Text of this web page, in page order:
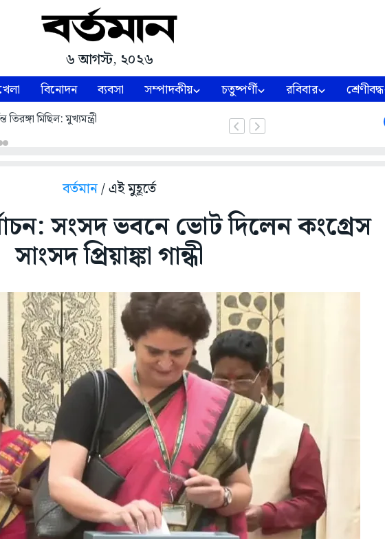
৬ আগস্ট, ২০২৬
বিনোদন ব্যবসা সম্পাদকীয় চতুষ্পর্ণী রবিবার শ্রেণীবদ্ধ
তিরঙ্গা মিছিল: মুখ্যমন্ত্রী
বর্তমান/ এই মুহূর্তে
সংসদ ভবনে ভোট দিলেন কংগ্রেস
সাংসদ প্রিয়াঙ্কা গান্ধী